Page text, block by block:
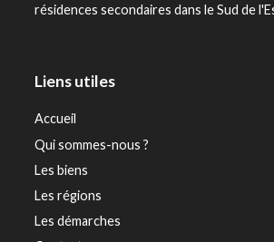
résidences secondaires dans le Sud de
Liens utiles
Accueil
Qui sommes-nous ?
Les biens
Les régions
Les démarches